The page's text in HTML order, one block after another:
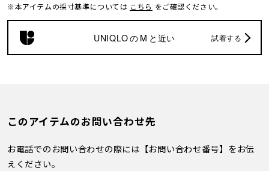
※本アイテムの採寸基準については こちら をご確認ください。
UNIQLOの M と近い 試着する
このアイテムのお問い合わせ先
お電話でのお問い合わせの際には【お問い合わせ番号】をお伝
えください。